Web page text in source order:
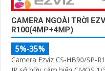
CAMERA NGOÀI TRỜI
R100(4MP+4MP)
5%-35%
Camera Ezviz CS-HB90/SP-